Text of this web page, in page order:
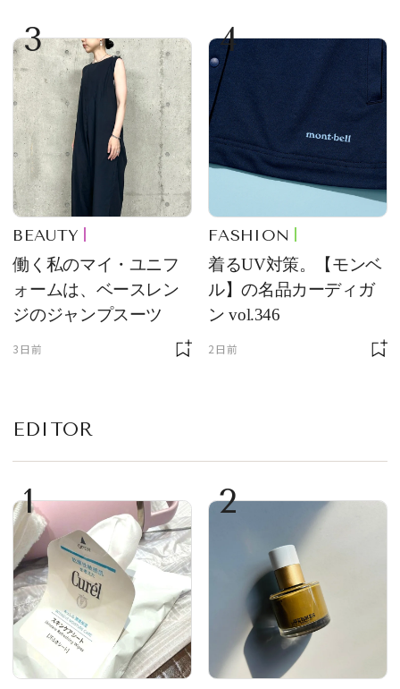
をレビュー。【それい
け！ 良品ハンター】
3
BEAUTY
働く私のマイ・ユニフ
ォームは、ベースレン
ジのジャンプスーツ
3日前
4
FASHION
着るUV対策。【モンベ
ル】の名品カーディガ
ン vol.346
2日前
EDITOR
1 2